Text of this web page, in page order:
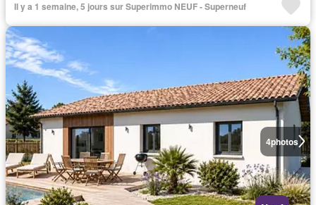
Il y a 1 semaine, 5 jours sur Superimmo NEUF - Superneuf
4photos